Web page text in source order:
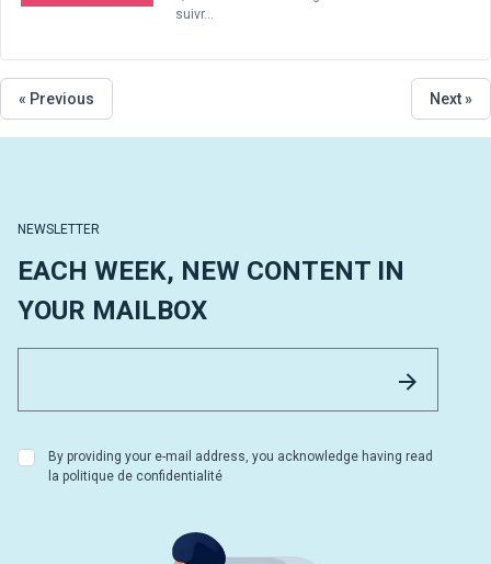
suivr...
« Previous Next »
NEWSLETTER
EACH WEEK, NEW CONTENT IN
YOUR MAILBOX
By providing your e-mail address, you acknowledge having read
la politique de confidentialité